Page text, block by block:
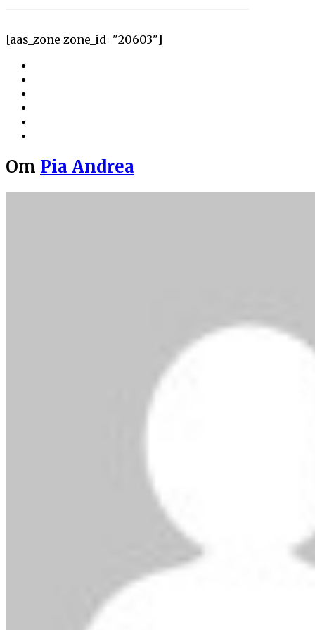
[aas_zone zone_id="20603"]
Om Pia Andrea